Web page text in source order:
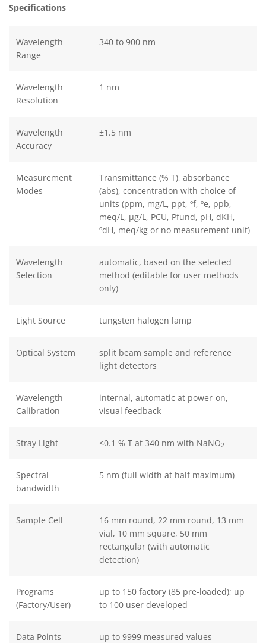
Specifications
Wavelength
Range
340 to 900 nm
Wavelength
Resolution
1 nm
Wavelength
Accuracy
±1.5 nm
Measurement
Modes
Transmittance (% T), absorbance
(abs), concentration with choice of
units (ppm, mg/L, ppt, ºf, ºe, ppb,
meq/L, μg/L, PCU, Pfund, pH, dKH,
ºdH, meq/kg or no measurement unit)
Wavelength
Selection
automatic, based on the selected
method (editable for user methods
only)
Light Source tungsten halogen lamp
Optical System
split beam sample and reference
light detectors
Wavelength
Calibration
internal, automatic at power-on,
visual feedback
Stray Light <0.1 % T at 340 nm with NaNO2
Spectral
bandwidth
5 nm (full width at half maximum)
Sample Cell
16 mm round, 22 mm round, 13 mm
vial, 10 mm square, 50 mm
rectangular (with automatic
detection)
Programs
(Factory/User)
up to 150 factory (85 pre-loaded); up
to 100 user developed
Data Points
up to 9999 measured values